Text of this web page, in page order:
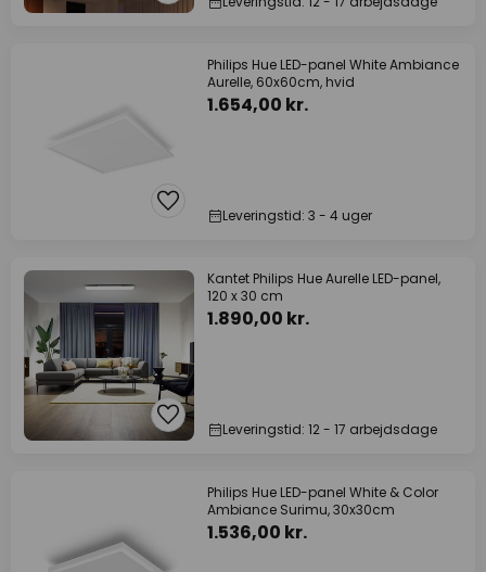
Philips Hue LED-panel White Ambiance
Aurelle, 60x60cm, hvid
1.654,00 kr.
Leveringstid: 3 - 4 uger
Kantet Philips Hue Aurelle LED-panel,
120 x 30 cm
1.890,00 kr.
Leveringstid: 12 - 17 arbejdsdage
Philips Hue LED-panel White & Color
Ambiance Surimu, 30x30cm
1.536,00 kr.